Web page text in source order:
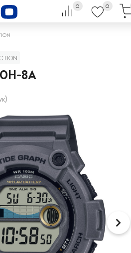
0 0
8A